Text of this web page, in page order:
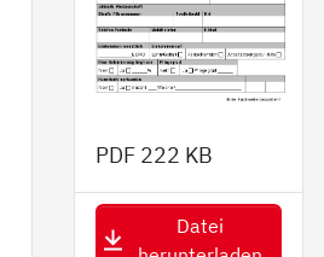
PDF 222 KB
Datei